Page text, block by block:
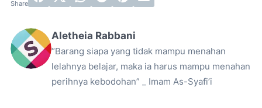
Aletheia Rabbani
“Barang siapa yang tidak mampu menahan
lelahnya belajar, maka ia harus mampu menahan
perihnya kebodohan” _ Imam As-Syafi’i